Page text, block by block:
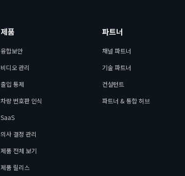
제품
융합보안
비디오 관리
출입 통제
차량 번호판 인식
SaaS
의사 결정 관리
제품 전체 보기
제품 릴리스
파트너
채널 파트너
기술 파트너
컨설턴트
파트너 & 통합 허브